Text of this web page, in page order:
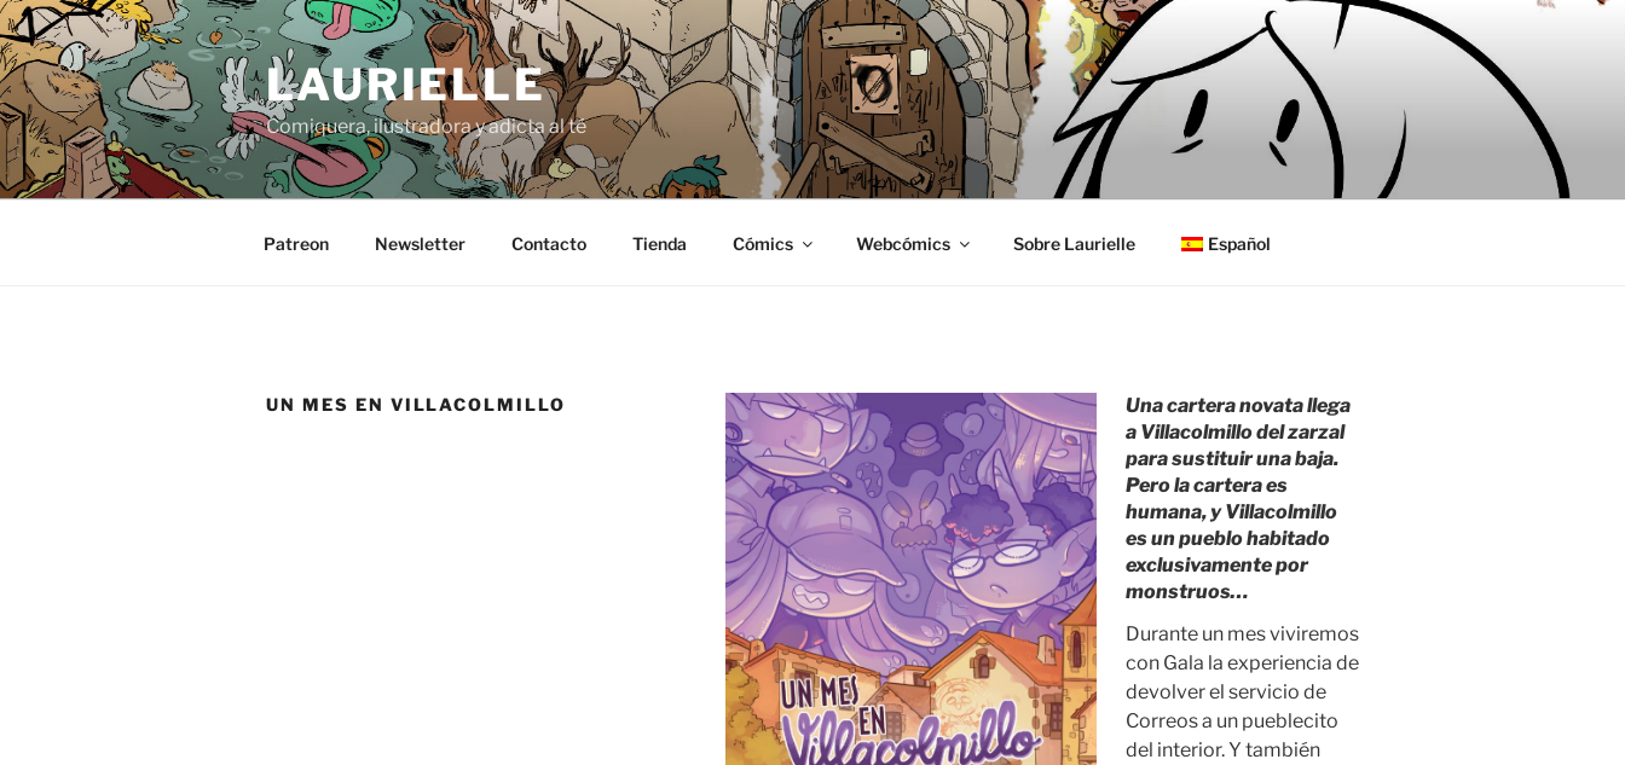
Saltar
al
contenido
LAURIELLE
Comiquera, ilustradora y adicta al té
Patreon Newsletter Contacto Tienda Cómics Webcómics Sobre Laurielle Español
UN MES EN VILLACOLMILLO
Una cartera novata llega
a Villacolmillo del zarzal
para sustituir una baja.
Pero la cartera es
humana, y Villacolmillo
es un pueblo habitado
exclusivamente por
monstruos…
Durante un mes viviremos
con Gala la experiencia de
devolver el servicio de
Correos a un pueblecito
del interior. Y también